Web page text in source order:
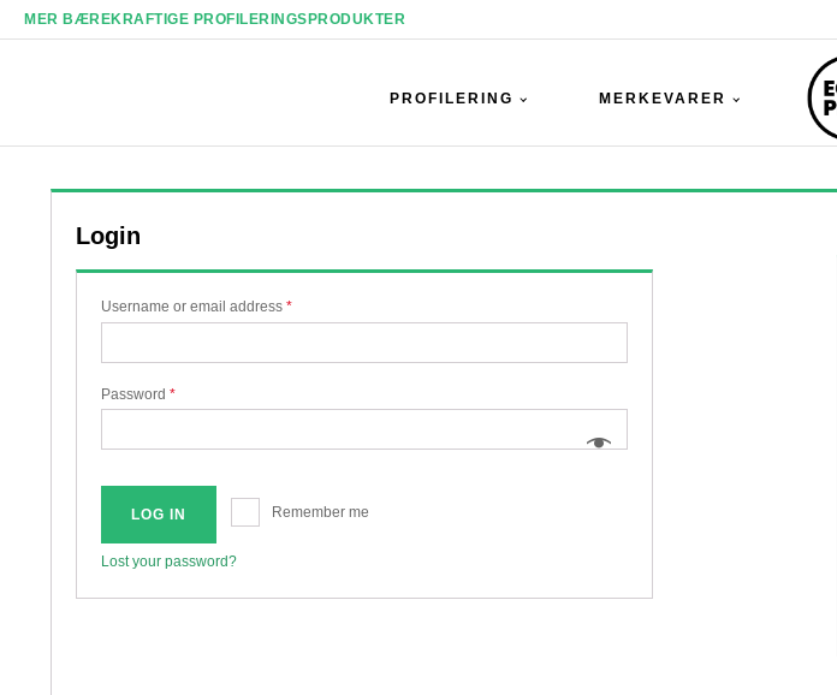
MER BÆREKRAFTIGE PROFILERINGSPRODUKTER
PROFILERING MERKEVARER
Login
Username or email address *
Password *
Remember me
LOG IN
Lost your password?